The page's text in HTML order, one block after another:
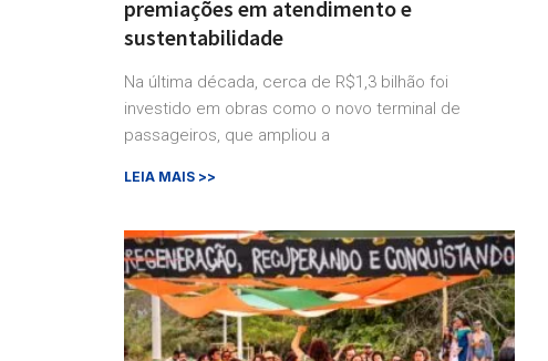
premiações em atendimento e
sustentabilidade
Na última década, cerca de R$1,3 bilhão foi
investido em obras como o novo terminal de
passageiros, que ampliou a
LEIA MAIS >>